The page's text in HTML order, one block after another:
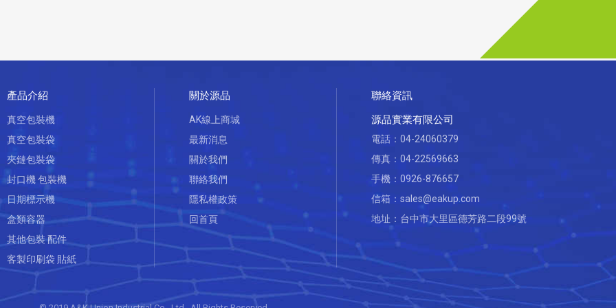
產品介紹
真空包裝機
真空包裝袋
夾鏈包裝袋
封口機 包裝機
日期標示機
盒類容器
其他包裝 配件
客製印刷袋 貼紙
關於源品
AK線上商城
最新消息
關於我們
聯絡我們
隱私權政策
回首頁
聯絡資訊
源品實業有限公司
電話： 04-24060379
傳真：04-22569663
手機： 0926-876657
信箱： sales@eakup.com
地址： 台中市大里區德芳路二段99號